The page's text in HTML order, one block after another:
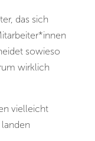
das sich
sowieso
wirklich
vielleicht